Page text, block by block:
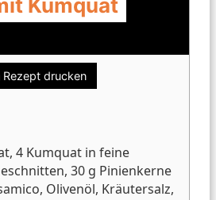
Kumquat
Rezept drucken
4 Kumquat in feine
30 g Pinienkerne
Olivenöl, Kräutersalz,